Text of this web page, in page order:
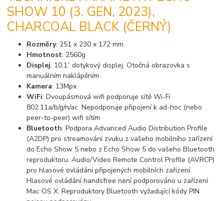
SHOW 10 (3. GEN, 2023),
CHARCOAL BLACK (ČERNÝ)
Rozměry: 251 x 230 x 172 mm
Hmotnost: 2560g
Displej: 10,1” dotykový displej. Otočná obrazovka s
manuálním naklápěním
Kamera: 13Mpx
WiFi: Dvoupásmová wifi podporuje sítě Wi-Fi
802.11a/b/g/n/ac. Nepodporuje připojení k ad-hoc (nebo
peer-to-peer) wifi sítím
Bluetooth: Podpora Advanced Audio Distribution Profile
(A2DP) pro streamování zvuku z vašeho mobilního zařízení
do Echo Show 5 nebo z Echo Show 5 do vašeho Bluetooth
reproduktoru. Audio/Video Remote Control Profile (AVRCP)
pro hlasové ovládání připojených mobilních zařízení.
Hlasové ovládání handsfree není podporováno u zařízení
Mac OS X. Reproduktory Bluetooth vyžadující kódy PIN